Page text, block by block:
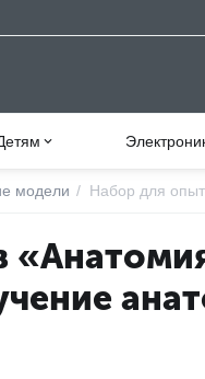
модели / Набор для